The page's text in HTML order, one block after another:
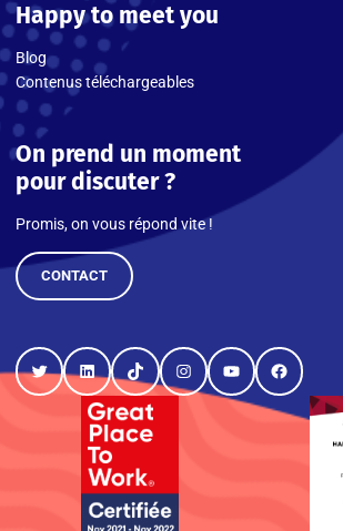
Happy to meet you
Blog
Contenus téléchargeables
On prend un moment
pour discuter ?
Promis, on vous répond vite !
CONTACT
TwitterLinkedInTikTokInstagramYouTubeFacebook